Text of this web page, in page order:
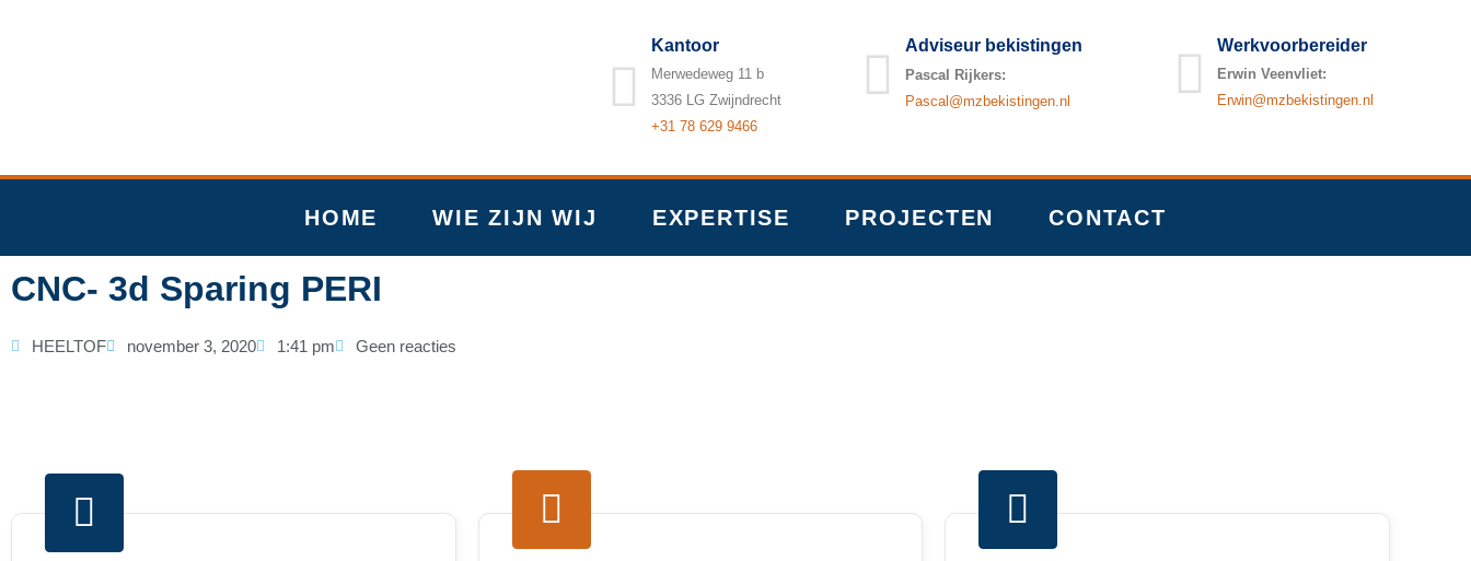
Kantoor
Merwedeweg 11 b
3336 LG Zwijndrecht
+31 78 629 9466
Adviseur bekistingen
Pascal Rijkers:
Pascal@mzbekistingen.nl
Werkvoorbereider
Erwin Veenvliet:
Erwin@mzbekistingen.nl
HOME WIE ZIJN WIJ EXPERTISE PROJECTEN CONTACT
CNC- 3d Sparing PERI
HEELTOF november 3, 2020 1:41 pm Geen reacties